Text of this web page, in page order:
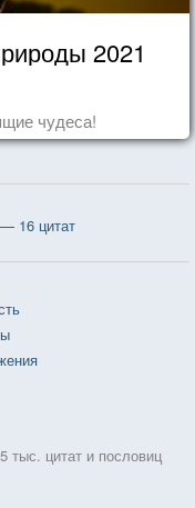
2021
чудеса!
16 цитат
тыс. цитат и пословиц